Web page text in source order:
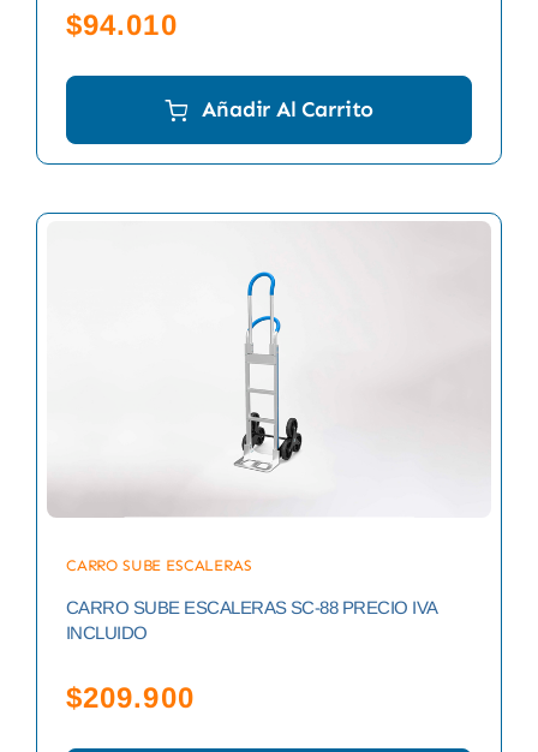
$94.010
Añadir Al Carrito
CARRO SUBE ESCALERAS
CARRO SUBE ESCALERAS SC-88 PRECIO IVA
INCLUIDO
$209.900